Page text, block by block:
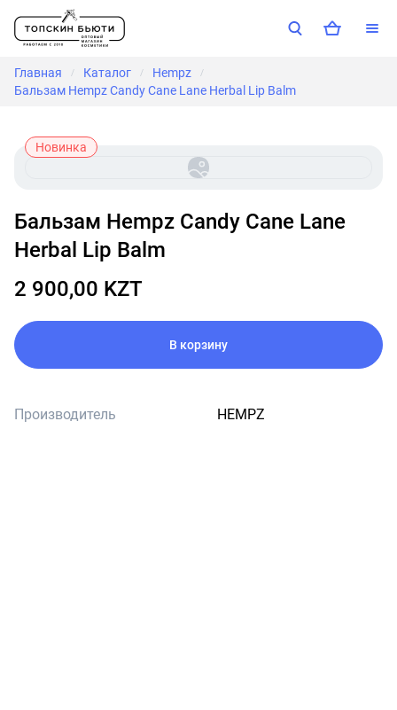
Главная / Каталог / Hempz /
Бальзам Hempz Candy Cane Lane Herbal Lip Balm
Новинка
Бальзам Hempz Candy Cane Lane
Herbal Lip Balm
2 900,00 KZT
В корзину
Производитель HEMPZ